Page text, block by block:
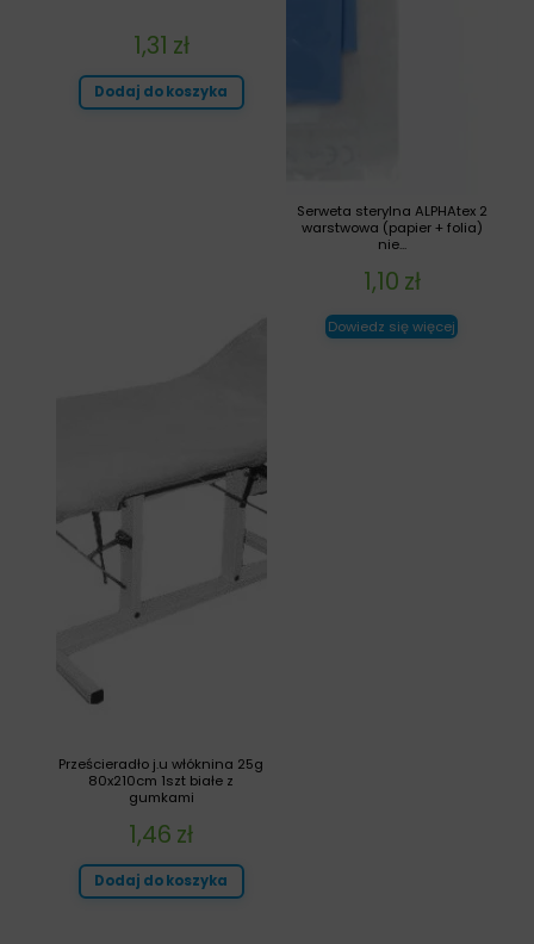
Serweta sterylna ALPHAtex 2
warstwowa (papier + folia)
nie...
1,10 zł
Dowiedz się więcej
1,31 zł
Dodaj do koszyka
Prześcieradło j.u włóknina 25g
80x210cm 1szt białe z
gumkami
1,46 zł
Dodaj do koszyka